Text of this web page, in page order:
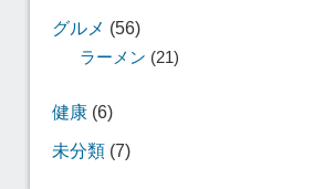
グルメ (56)
ラーメン (21)
健康(6)
未分類(7)